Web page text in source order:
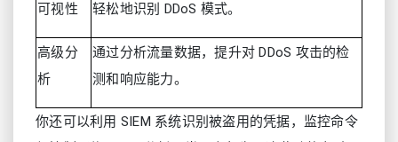
可视性
轻松地识别 DDoS 模式。
高级分
析
通过分析流量数据，提升对 DDoS 攻击的检
测和响应能力。
你还可以利用 SIEM 系统识别被盗用的凭据，监控命令